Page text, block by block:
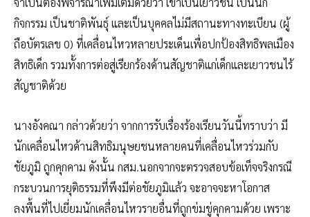
กิจกรรม เป็นชาติพันธุ์ และเป็นบุคคลไม่มีสถานะทางทะเบียน (ผู้
ถือบัตรเลข 0) ที่เคลื่อนไหวหลายประเด็นเพื่อปกป้องสิทธิพลเมือง
สิทธิเด็ก รวมทั้งการต่อสู่เรียกร้องด้านสัญชาติแก่เด็กและเยาวชนไร้
สัญชาติด้วย
นางอังคณา กล่าวด้วยว่า จากการรับเรื่องร้องเรียนวันนี้ทราบว่า มี
นักเคลื่อนไหวด้านสิทธิมนุษยชนหลายคนที่เคลื่อนไหวร่วมกับ
ชัยภูมิ ถูกคุกคาม ดังนั้น กสม.นอกจากจะตรวจสอบข้อเท็จจริงกรณี
กระบวนการยุติธรรมที่พึงมีต่อชัยภูมิแล้ว จะอาจจะหาโอกาส
ลงพื้นที่ไปเยี่ยมนักเคลื่อนไหวรายอื่นที่ถูกข่มขู่คุกคามด้วย เพราะ